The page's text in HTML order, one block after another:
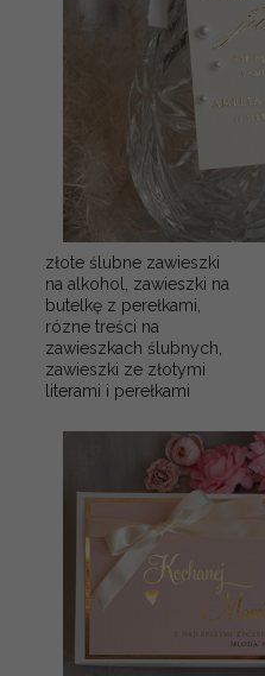
złote ślubne zawieszki
na alkohol, zawieszki na
butelkę z perełkami,
rózne treści na
zawieszkach ślubnych,
zawieszki ze złotymi
literami i perełkami